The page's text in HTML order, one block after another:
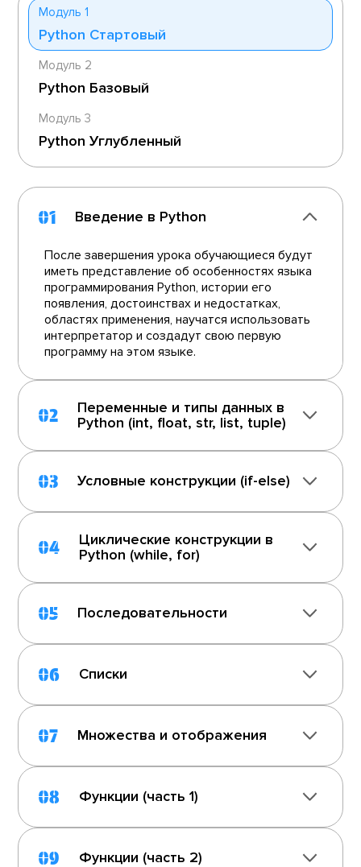
Модуль 1
Python Стартовый
Модуль 2
Python Базовый
Модуль 3
Python Углубленный
01 Введение в Python
После завершения урока обучающиеся будут
иметь представление об особенностях языка
программирования Python, истории его
появления, достоинствах и недостатках,
областях применения, научатся использовать
интерпретатор и создадут свою первую
программу на этом языке.
02
Переменные и типы данных в
Python (int, float, str, list, tuple)
03 Условные конструкции (if-else)
04
Циклические конструкции в
Python (while, for)
05 Последовательности
06 Списки
07 Множества и отображения
08 Функции (часть 1)
09 Функции (часть 2)